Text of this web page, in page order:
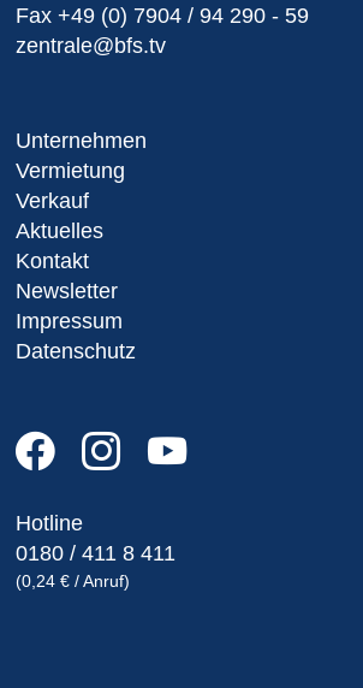
Fax +49 (0) 7904 / 94 290 - 59
zentrale@bfs.tv
Unternehmen
Vermietung
Verkauf
Aktuelles
Kontakt
Newsletter
Impressum
Datenschutz
Hotline
0180 / 411 8 411
(0,24 € / Anruf)